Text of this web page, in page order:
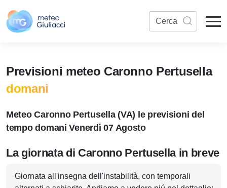
Previsioni meteo Caronno Pertusella
domani
Meteo Caronno Pertusella (VA) le previsioni del
tempo domani Venerdì 07 Agosto
La giornata di Caronno Pertusella in breve
Giornata all'insegna dell'instabilità, con temporali